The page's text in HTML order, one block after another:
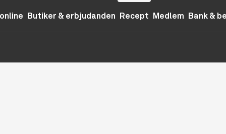
Butiker & erbjudanden Recept Medlem Bank &